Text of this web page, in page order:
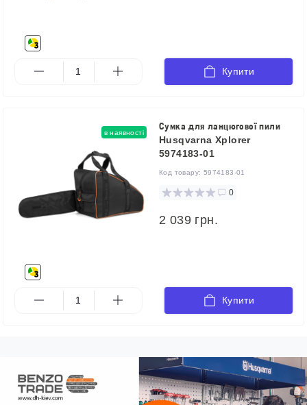
Купити
в наявності
Сумка для ланцюгової пили
Husqvarna Xplorer
5974183-01
Код товару: 5974183-01
0
2 039 грн.
Купити